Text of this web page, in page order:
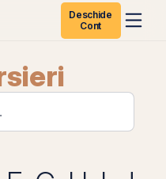
Deschide
Cont